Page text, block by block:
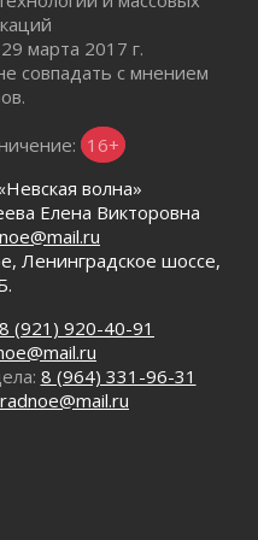
акция «Белый
творчества
жизнь
волонтёрам
юбилея
делать добро
марта 2017 г.
совпадать с мнением
16+
волна»
Елена Викторовна
Ленинградское шоссе,
8 (921) 920-40-91
8 (964) 331-96-31